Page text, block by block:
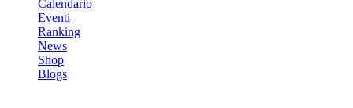
Calendario
Eventi
Ranking
News
Shop
Blogs